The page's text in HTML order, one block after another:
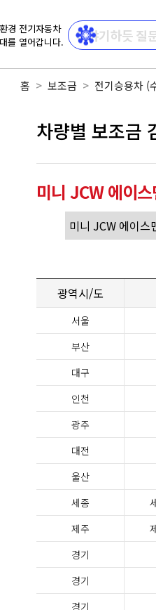
경 전기자동차
를 열어갑니다.
홈 보조금 전기승용차 (
차량별 보조금
미니 JCW 에이
광역시/도
서울
부산
대구
인천
광주
대전
울산
세종
제주
경기
경기
경기